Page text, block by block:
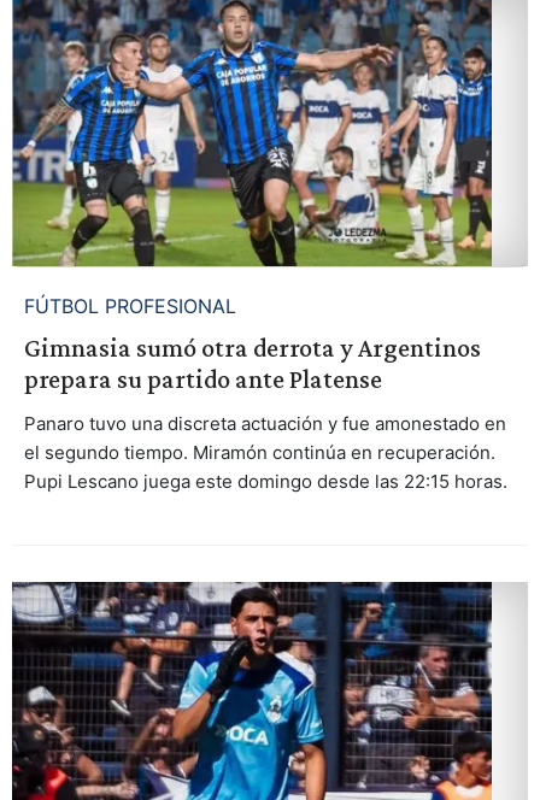
FÚTBOL PROFESIONAL
Gimnasia sumó otra derrota y Argentinos
prepara su partido ante Platense
Panaro tuvo una discreta actuación y fue amonestado en
el segundo tiempo. Miramón continúa en recuperación.
Pupi Lescano juega este domingo desde las 22:15 horas.